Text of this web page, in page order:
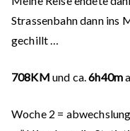
Strassenbahn dann ins
gechillt …
708KM und ca.6h40m
Woche 2 =